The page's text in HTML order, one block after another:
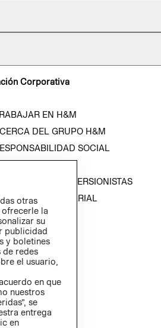
Corporativa
EN H&M
DEL GRUPO H&M
SOCIAL
CON INVERSIONISTAS
EMPRESARIAL
otras
la
su
publicidad
y boletines
de redes
el usuario,
en que
nuestros
se
entrega
en